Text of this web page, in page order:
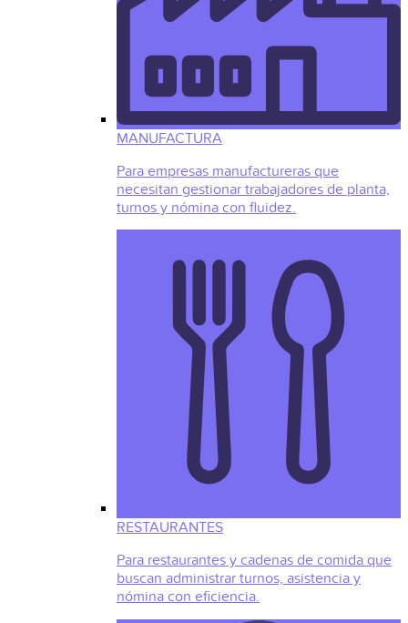
MANUFACTURA
Para empresas manufactureras que
necesitan gestionar trabajadores de planta,
turnos y nómina con fluidez.
RESTAURANTES
Para restaurantes y cadenas de comida que
buscan administrar turnos, asistencia y
nómina con eficiencia.